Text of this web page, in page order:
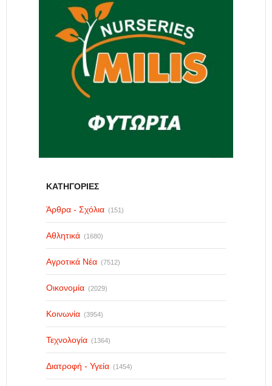
ΚΑΤΗΓΟΡΙΕΣ
Άρθρα - Σχόλια (151)
Αθλητικά (1680)
Αγροτικά Νέα (7512)
Οικονομία (2029)
Κοινωνία (3954)
Τεχνολογία (1364)
Διατροφή - Υγεία (1454)